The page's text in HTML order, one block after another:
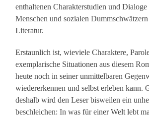
enthaltenen Charakterstudien und
Menschen und sozialen
Literatur.
Erstaunlich ist, wieviele Charaktere,
exemplarische Situationen aus diesem
heute noch in seiner unmittelbaren
wiedererkennen und selbst erleben kann.
deshalb wird den Leser bisweilen ein
beschleichen: In was für einer Welt lebt